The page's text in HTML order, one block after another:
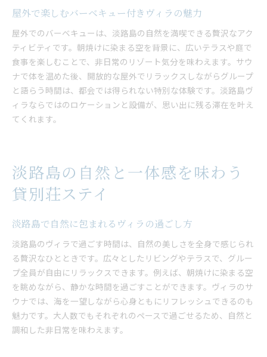
屋外で楽しむバーベキュー付きヴィラの魅力
屋外でのバーベキューは、淡路島の自然を満喫できる贅沢なアク
ティビティです。朝焼けに染まる空を背景に、広いテラスや庭で
食事を楽しむことで、非日常のリゾート気分を味わえます。サウ
ナで体を温めた後、開放的な屋外でリラックスしながらグループ
と語らう時間は、都会では得られない特別な体験です。淡路島ヴ
ィラならではのロケーションと設備が、思い出に残る滞在を叶え
てくれます。
淡路島の自然と一体感を味わう
貸別荘ステイ
淡路島で自然に包まれるヴィラの過ごし方
淡路島のヴィラで過ごす時間は、自然の美しさを全身で感じられ
る贅沢なひとときです。広々としたリビングやテラスで、グルー
プ全員が自由にリラックスできます。例えば、朝焼けに染まる空
を眺めながら、静かな時間を過ごすことができます。ヴィラのサ
ウナでは、海を一望しながら心身ともにリフレッシュできるのも
魅力です。大人数でもそれぞれのペースで過ごせるため、自然と
調和した非日常を味わえます。